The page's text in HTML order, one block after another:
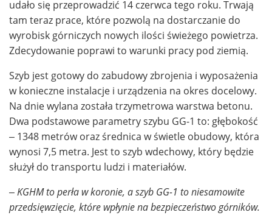
udało się przeprowadzić 14 czerwca tego roku. Trwają
tam teraz prace, które pozwolą na dostarczanie do
wyrobisk górniczych nowych ilości świeżego powietrza.
Zdecydowanie poprawi to warunki pracy pod ziemią.
Szyb jest gotowy do zabudowy zbrojenia i wyposażenia
w konieczne instalacje i urządzenia na okres docelowy.
Na dnie wylana została trzymetrowa warstwa betonu.
Dwa podstawowe parametry szybu GG-1 to: głębokość
– 1348 metrów oraz średnica w świetle obudowy, która
wynosi 7,5 metra. Jest to szyb wdechowy, który będzie
służył do transportu ludzi i materiałów.
– KGHM to perła w koronie, a szyb GG-1 to niesamowite
przedsięwzięcie, które wpłynie na bezpieczeństwo górników.